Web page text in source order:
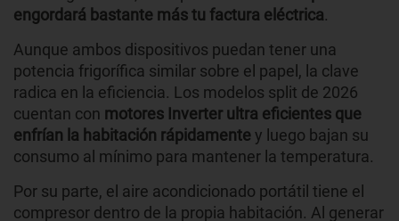
engordará bastante más tu factura eléctrica.
Aunque ambos dispositivos puedan tener una
potencia frigorífica similar sobre el papel, la clave
radica en la eficiencia. Los modelos split de 2026
cuentan con motores Inverter ultra eficientes que
enfrían la habitación rápidamentey luego bajan su
consumo al mínimo para mantener la temperatura.
Por su parte, el aire acondicionado portátil tiene el
compresor dentro de la propia habitación. Al generar